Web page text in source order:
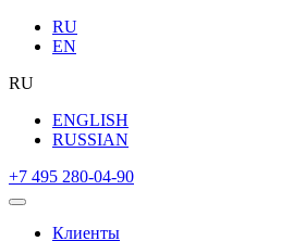
RU
EN
RU
ENGLISH
RUSSIAN
+7 495 280-04-90
Клиенты